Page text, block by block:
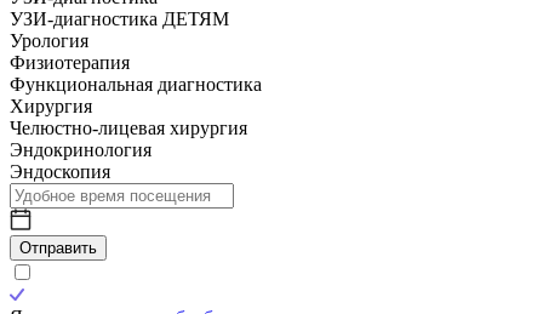
УЗИ-диагностика ДЕТЯМ
Урология
Физиотерапия
Функциональная диагностика
Хирургия
Челюстно-лицевая хирургия
Эндокринология
Эндоскопия
Отправить